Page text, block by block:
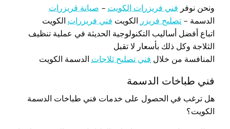
ونحن نوفر فني فريزرات الكويت – صيانة قريزرات
الدسمة – تصليح فريزر الكويت فني فريزرات الكويت
اتباع أفضل أساليب التكنولوجية الحديثة في عملية تنظيف
الثلاجة وكل ذلك بأسعار لا تقبل
المنافسة من خلال فني تصليح ثلاجات الدسمة الكويت
فني طباخات الدسمة
هل ترغب في الحصول على خدمات فني طباخات الدسمة
الكويت؟